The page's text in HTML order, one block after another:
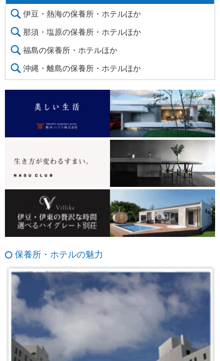
伊豆・熱海の保養所・ホテルほか
那須・塩原の保養所・ホテルほか
福島の保養所・ホテルほか
沖縄・離島の保養所・ホテルほか
保養所・ホテルの魅力